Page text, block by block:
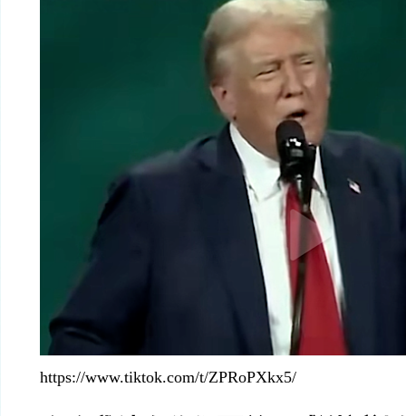
https://www.tiktok.com/t/ZPRoPXkx5/